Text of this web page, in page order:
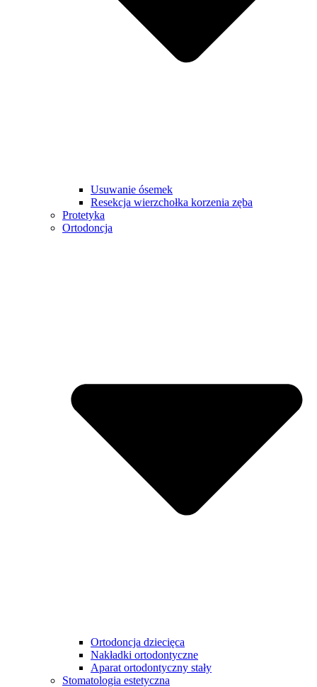
Usuwanie ósemek
Resekcja wierzchołka korzenia zęba
Protetyka
Ortodoncja
Ortodoncja dziecięca
Nakładki ortodontyczne
Aparat ortodontyczny stały
Stomatologia estetyczna